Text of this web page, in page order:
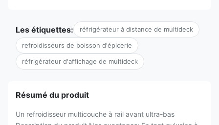
Les étiquettes: réfrigérateur à distance de multideck
refroidisseurs de boisson d'épicerie
réfrigérateur d'affichage de multideck
Résumé du produit
Un refroidisseur multicouche à rail avant ultra-bas